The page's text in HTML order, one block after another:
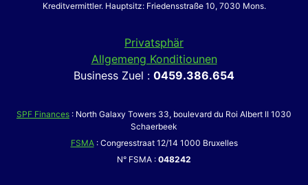
Kreditvermittler. Hauptsitz: Friedensstraße 10, 7030 Mons.
Privatsphär
Allgemeng Konditiounen
Business Zuel : 0459.386.654
SPF Finances : North Galaxy Towers 33, boulevard du Roi Albert II 1030
Schaerbeek
FSMA: Congresstraat 12/14 1000 Bruxelles
N° FSMA : 048242